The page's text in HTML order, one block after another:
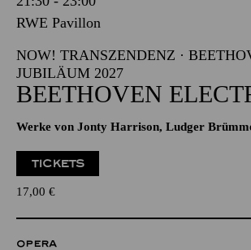
RWE Pavillon
NOW! TRANSZENDENZ ·
JUBILÄUM 2027
BEETHOVEN
Werke von Jonty Harrison, Ludger
TICKETS
17,00 €
OPERA